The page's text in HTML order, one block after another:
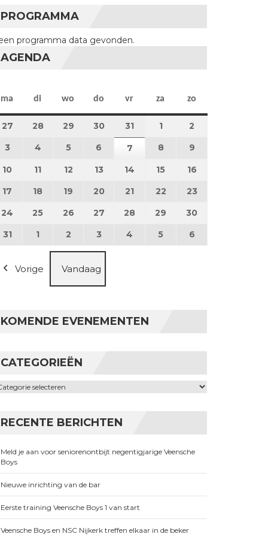
PROGRAMMA
programma data gevonden.
AGENDA
ma maandag
di dinsdag
wo woensdag
do donderdag
vr vrijdag
za zaterdag
zo
27 27 juli 2026
28 28 juli 2026
29 29 juli 2026
3030 juli 2026
31 31 juli 2026
11 augustus 2026
2
3 3 augustus 2026
4 4 augustus 2026
55 augustus 2026
6 6 augustus 2026
7 7 augustus 2026
8 8 augustus 2026
9
10 10 augustus 2026
11 11 augustus 2026
12 12 augustus 2026
13 13 augustus 2026
14 14 augustus 2026
15 15 augustus 2026
16
17 17 augustus 2026
18 18 augustus 2026
19 19 augustus 2026
20 20 augustus 2026
21 21 augustus 2026
22 22 augustus 2026
23
24 24 augustus 2026
25 25 augustus 2026
26 26 augustus 2026
27 27 augustus 2026
28 28 augustus 2026
29 29 augustus 2026
30
3131 augustus 2026
1 1 september 2026
2 2 september 2026
3 3 september 2026
4 4 september 2026
5 5 september 2026
6
Vorige Vandaag
KOMENDE EVENEMENTEN
CATEGORIEËN
RECENTE BERICHTEN
Meld je aan voor seniorenontbijt negentigjarige Veensche
Boys
Nieuwe inrichting van de bar
Eerste training Veensche Boys 1 van start
Veensche Boys en NSC Nijkerk treffen elkaar in de beker